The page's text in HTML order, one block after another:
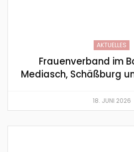
AKTUELLES
Frauenverband im
Mediasch, Schäßburg
18. JUNI 2026